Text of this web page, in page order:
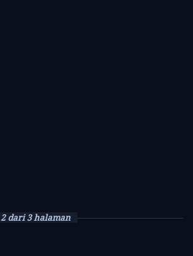
2 dari 3 halaman